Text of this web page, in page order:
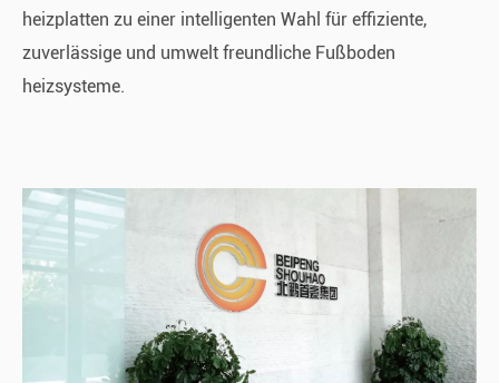
heizplatten zu einer intelligenten Wahl für effiziente,
zuverlässige und umwelt freundliche Fußboden
heizsysteme.